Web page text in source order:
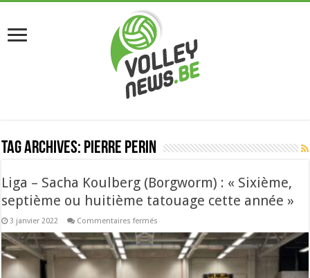
Tag Archives: Pierre Perin
Liga – Sacha Koulberg (Borgworm) : « Sixième,
septième ou huitième tatouage cette année »
3 janvier 2022 Commentaires fermés
–
Sacha
Koulberg
(Borgworm)